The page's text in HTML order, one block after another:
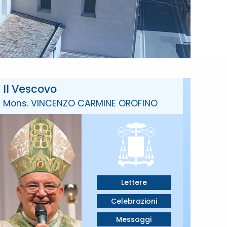
Il Vescovo
Mons. VINCENZO CARMINE OROFINO
Lettere
Celebrazioni
Messaggi